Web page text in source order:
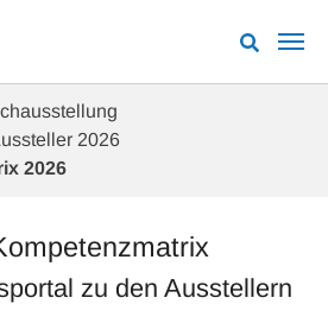
2026
2026
zu den Ausstellern